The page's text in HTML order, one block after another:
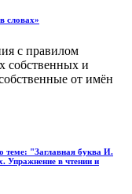
словах»
с правилом
собственных и
от имён
теме: "Заглавная буква И.
Упражнение в чтении и